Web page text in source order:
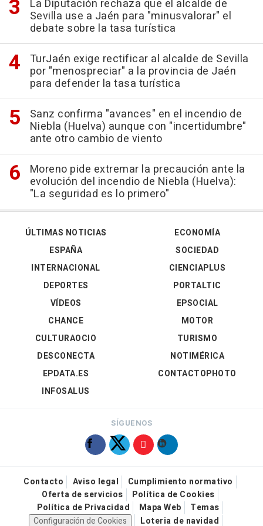
La Diputación rechaza que el alcalde de
Sevilla use a Jaén para "minusvalorar" el
debate sobre la tasa turística
TurJaén exige rectificar al alcalde de Sevilla
por "menospreciar" a la provincia de Jaén
para defender la tasa turística
Sanz confirma "avances" en el incendio de
Niebla (Huelva) aunque con "incertidumbre"
ante otro cambio de viento
Moreno pide extremar la precaución ante la
evolución del incendio de Niebla (Huelva):
"La seguridad es lo primero"
ÚLTIMAS NOTICIAS
ESPAÑA
INTERNACIONAL
DEPORTES
VÍDEOS
ECONOMÍA
SOCIEDAD
CIENCIAPLUS
PORTALTIC
EPSOCIAL
CHANCE
CULTURAOCIO
DESCONECTA
EPDATA.ES
INFOSALUS
MOTOR
TURISMO
NOTIMÉRICA
CONTACTOPHOTO
SÍGUENOS
Contacto Aviso legal
Cumplimiento normativo
Oferta de servicios
Política de Cookies
Política de Privacidad
Mapa Web
Temas
Configuración de Cookies
Loteria de navidad